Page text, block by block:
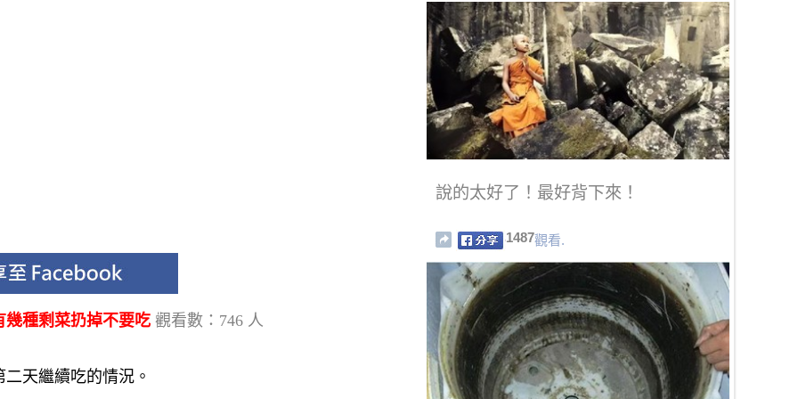
幾種剩菜扔掉不要吃 觀看數：746 人
天繼續吃的情況。
說的太好了！最好背下來！
1487觀看.